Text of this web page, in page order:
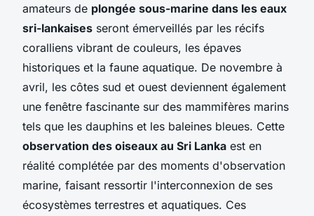
amateurs de plongée sous-marine dans les eaux
sri-lankaises seront émerveillés par les récifs
coralliens vibrant de couleurs, les épaves
historiques et la faune aquatique. De novembre à
avril, les côtes sud et ouest deviennent également
une fenêtre fascinante sur des mammifères marins
tels que les dauphins et les baleines bleues. Cette
observation des oiseaux au Sri Lanka est en
réalité complétée par des moments d'observation
marine, faisant ressortir l'interconnexion de ses
écosystèmes terrestres et aquatiques. Ces